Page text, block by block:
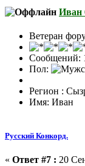
Иван
Ветеран
Сообщений:
Пол:
Регион :
Имя: Иван
Русский Конкорд.
« Ответ #7 : 20